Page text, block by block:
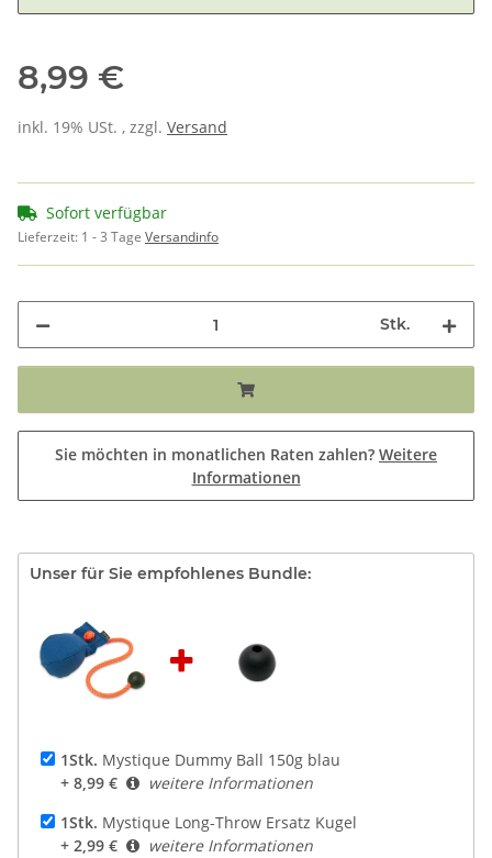
8,99 €
inkl. 19% USt. , zzgl. Versand
Sofort verfügbar
Lieferzeit: 1 - 3 Tage Versandinfo
Stk.
Sie möchten in monatlichen Raten zahlen? Weitere
Informationen
Unser für Sie empfohlenes Bundle:
1Stk. Mystique Dummy Ball 150g blau
+ 8,99 €
weitere Informationen
1Stk. Mystique Long-Throw Ersatz Kugel
+ 2,99 €
weitere Informationen